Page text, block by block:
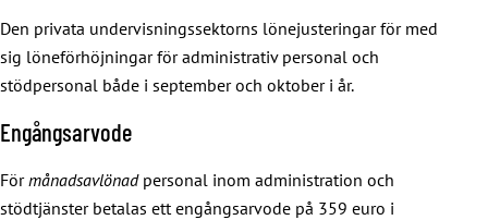
Den privata undervisningssektorns lönejusteringar för med
sig löneförhöjningar för administrativ personal och
stödpersonal både i september och oktober i år.
Engångsarvode
Förmånadsavlönadpersonal inom administration och
stödtjänster betalas ett engångsarvode på 359 euro i